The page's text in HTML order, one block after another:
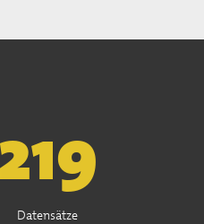
222
Datensätze